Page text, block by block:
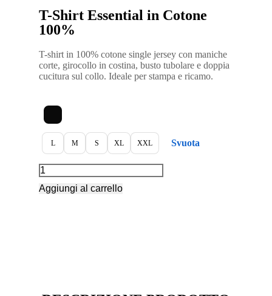
T-Shirt Essential in Cotone
100%
T-shirt in 100% cotone single jersey con maniche
corte, girocollo in costina, busto tubolare e doppia
cucitura sul collo. Ideale per stampa e ricamo.
L M S XL XXL Svuota
Aggiungi al carrello